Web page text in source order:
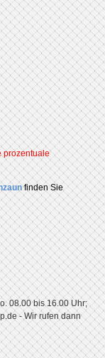
prozentuale
finden Sie
08.00 bis 16.00 Uhr;
- Wir rufen dann